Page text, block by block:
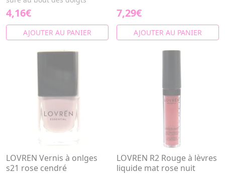
4,16€
AJOUTER AU PANIER
7,29€
AJOUTER AU PANIER
LOVREN Vernis à onlges
s21 rose cendré
LOVREN R2 Rouge à lèvres
liquide mat rose nuit